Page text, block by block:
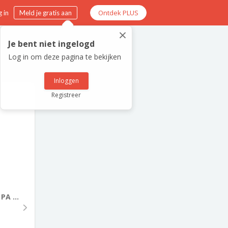
in Meld je gratis aan Ontdek PLUS
×
Je bent niet ingelogd
Log in om deze pagina te bekijken
Inloggen
Registreer
...